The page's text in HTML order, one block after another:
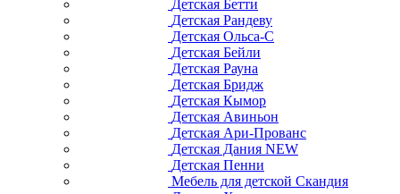
Детская Бетти
Детская Рандеву
Детская Ольса-С
Детская Бейли
Детская Рауна
Детская Бридж
Детская Кымор
Детская Авиньон
Детская Ари-Прованс
Детская Дания NEW
Детская Пенни
Мебель для детской Скандия